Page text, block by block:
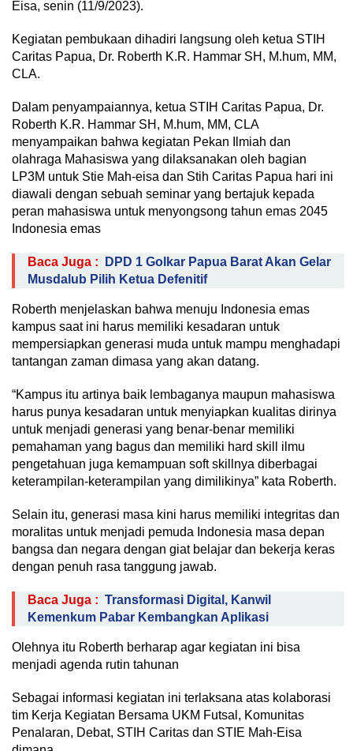
Eisa, senin (11/9/2023).
Kegiatan pembukaan dihadiri langsung oleh ketua STIH
Caritas Papua, Dr. Roberth K.R. Hammar SH, M.hum, MM,
CLA.
Dalam penyampaiannya, ketua STIH Caritas Papua, Dr.
Roberth K.R. Hammar SH, M.hum, MM, CLA
menyampaikan bahwa kegiatan Pekan Ilmiah dan
olahraga Mahasiswa yang dilaksanakan oleh bagian
LP3M untuk Stie Mah-eisa dan Stih Caritas Papua hari ini
diawali dengan sebuah seminar yang bertajuk kepada
peran mahasiswa untuk menyongsong tahun emas 2045
Indonesia emas
Baca Juga :
DPD 1 Golkar Papua Barat Akan Gelar
Musdalub Pilih Ketua Defenitif
Roberth menjelaskan bahwa menuju Indonesia emas
kampus saat ini harus memiliki kesadaran untuk
mempersiapkan generasi muda untuk mampu menghadapi
tantangan zaman dimasa yang akan datang.
“Kampus itu artinya baik lembaganya maupun mahasiswa
harus punya kesadaran untuk menyiapkan kualitas dirinya
untuk menjadi generasi yang benar-benar memiliki
pemahaman yang bagus dan memiliki hard skill ilmu
pengetahuan juga kemampuan soft skillnya diberbagai
keterampilan-keterampilan yang dimilikinya” kata Roberth.
Selain itu, generasi masa kini harus memiliki integritas dan
moralitas untuk menjadi pemuda Indonesia masa depan
bangsa dan negara dengan giat belajar dan bekerja keras
dengan penuh rasa tanggung jawab.
Baca Juga : Transformasi Digital, Kanwil
Kemenkum Pabar Kembangkan Aplikasi
Olehnya itu Roberth berharap agar kegiatan ini bisa
menjadi agenda rutin tahunan
Sebagai informasi kegiatan ini terlaksana atas kolaborasi
tim Kerja Kegiatan Bersama UKM Futsal, Komunitas
Penalaran, Debat, STIH Caritas dan STIE Mah-Eisa